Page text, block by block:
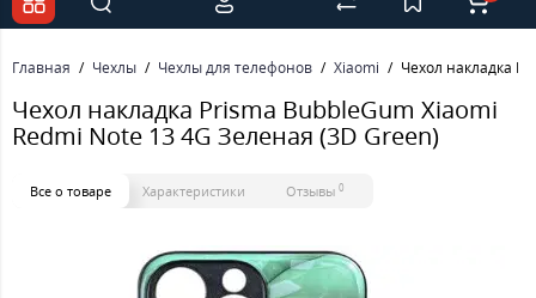
Главная Чехлы Чехлы для телефонов Xiaomi Чехол накладка
Чехол накладка Prisma BubbleGum Xiaomi
Redmi Note 13 4G Зеленая (3D Green)
Все о товаре Характеристики Отзывы 0